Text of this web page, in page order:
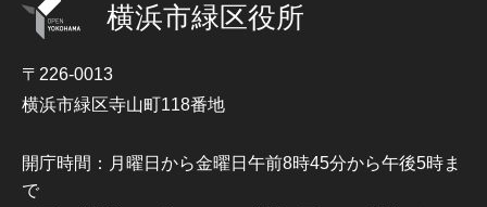
横浜市緑区役所
〒226-0013
横浜市緑区寺山町118番地
開庁時間：月曜日から金曜日午前8時45分から午後5時ま
で